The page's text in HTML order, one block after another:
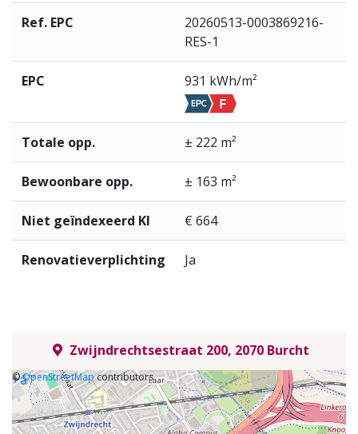
Ref. EPC
20260513-0003869216-
RES-1
EPC 931 kWh/m²
Totale opp. ± 222 m²
Bewoonbare opp. ± 163 m²
Niet geïndexeerd KI € 664
Renovatieverplichting Ja
Zwijndrechtsestraat 200, 2070 Burcht
+âˆ’
©OpenStreetMapcontributors